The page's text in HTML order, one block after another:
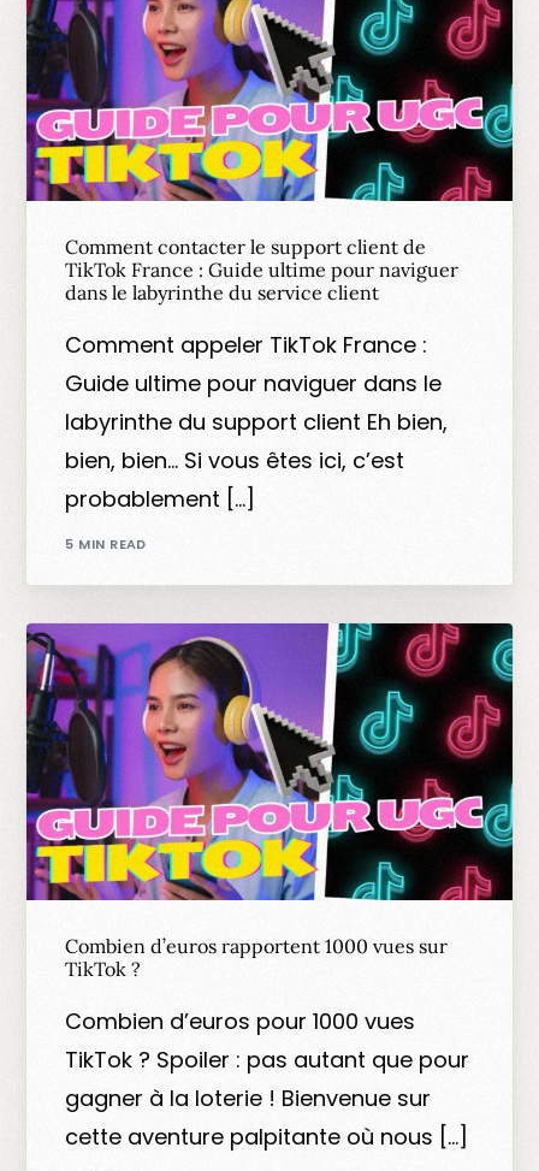
Comment contacter le support client de
TikTok France : Guide ultime pour naviguer
dans le labyrinthe du service client
Comment appeler TikTok France :
Guide ultime pour naviguer dans le
labyrinthe du support client Eh bien,
bien, bien… Si vous êtes ici, c’est
probablement […]
5 MIN READ
Combien d’euros rapportent 1000 vues sur
TikTok ?
Combien d’euros pour 1000 vues
TikTok ? Spoiler : pas autant que pour
gagner à la loterie ! Bienvenue sur
cette aventure palpitante où nous […]